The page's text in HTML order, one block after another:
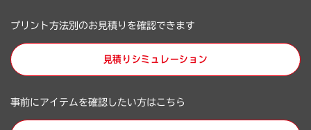
プリント方法別のお見積りを確認できます
見積りシミュレーション
事前にアイテムを確認したい方はこちら